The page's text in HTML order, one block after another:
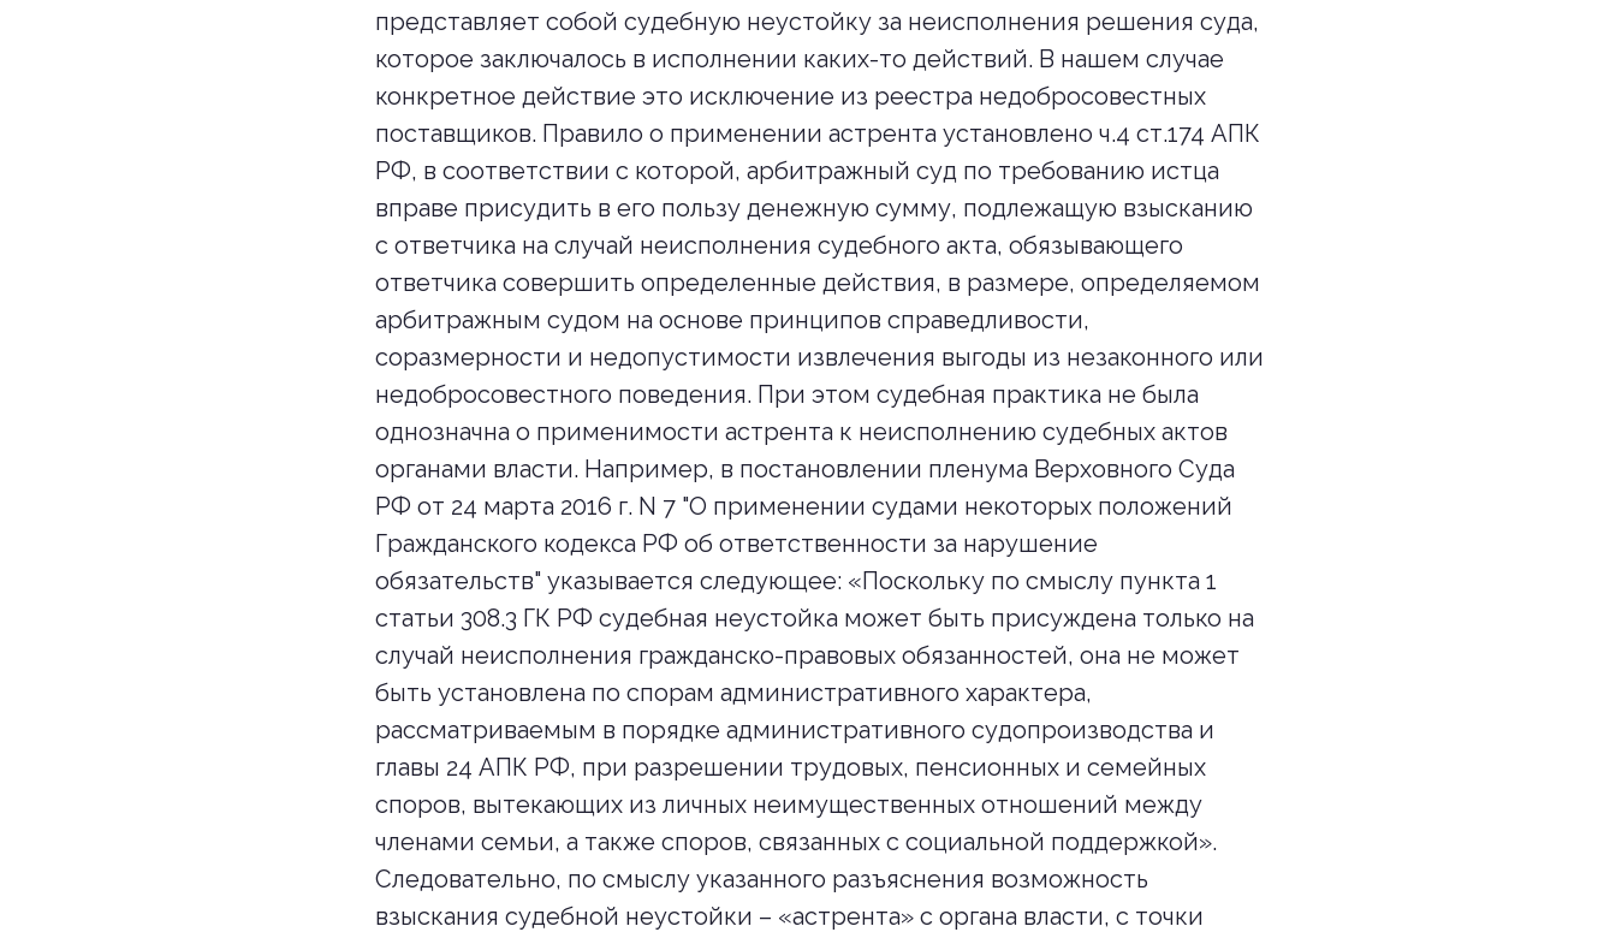
представляет собой судебную неустойку за неисполнения решения суда,
которое заключалось в исполнении каких-то действий. В нашем случае
конкретное действие это исключение из реестра недобросовестных
поставщиков. Правило о применении астрента установлено ч.4 ст.174 АПК
РФ, в соответствии с которой, арбитражный суд по требованию истца
вправе присудить в его пользу денежную сумму, подлежащую взысканию
с ответчика на случай неисполнения судебного акта, обязывающего
ответчика совершить определенные действия, в размере, определяемом
арбитражным судом на основе принципов справедливости,
соразмерности и недопустимости извлечения выгоды из незаконного или
недобросовестного поведения. При этом судебная практика не была
однозначна о применимости астрента к неисполнению судебных актов
органами власти. Например, в постановлении пленума Верховного Суда
РФ от 24 марта 2016 г. N 7 "О применении судами некоторых положений
Гражданского кодекса РФ об ответственности за нарушение
обязательств" указывается следующее: «Поскольку по смыслу пункта 1
статьи 308.3 ГК РФ судебная неустойка может быть присуждена только на
случай неисполнения гражданско-правовых обязанностей, она не может
быть установлена по спорам административного характера,
рассматриваемым в порядке административного судопроизводства и
главы 24 АПК РФ, при разрешении трудовых, пенсионных и семейных
споров, вытекающих из личных неимущественных отношений между
членами семьи, а также споров, связанных с социальной поддержкой».
Следовательно, по смыслу указанного разъяснения возможность
взыскания судебной неустойки – «астрента» с органа власти, с точки